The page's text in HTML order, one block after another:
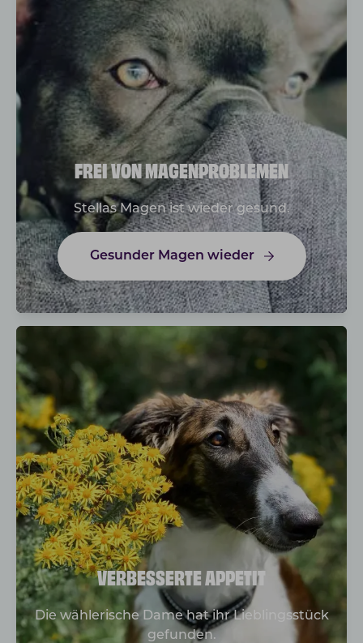
FREI VON MAGENPROBLEMEN
Stellas Magen ist wieder gesund.
Gesunder Magen wieder
VERBESSERTE APPETIT
Die wählerische Dame hat ihr Lieblingsstück
gefunden.